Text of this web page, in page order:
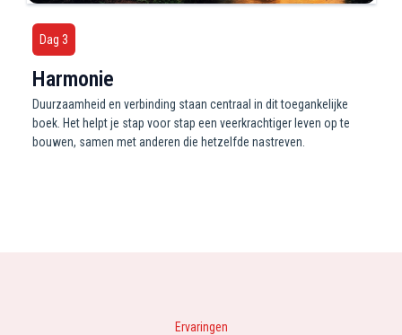
Dag 3
Harmonie
Duurzaamheid en verbinding staan centraal in dit toegankelijke
boek. Het helpt je stap voor stap een veerkrachtiger leven op te
bouwen, samen met anderen die hetzelfde nastreven.
Ervaringen